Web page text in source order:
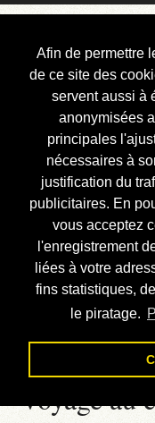
Afin de permettre
de ce site des
servent aussi à
anonymisées
principales
nécessaires à
justification du
publicitaires. En
vous acceptez
l'enregistrement
liées à votre
fins statistiques,
le piratage.
Courbis, «
Blog
Bienvenue
Réalisations
Divers (et d’été)
Annonces
Liens externes
Téléchargement
Contact
Voyage au